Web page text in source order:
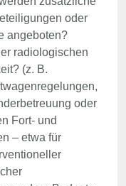
oder
angeboten?
radiologischen
(z. B.
oder
Fort- und
– etwa für